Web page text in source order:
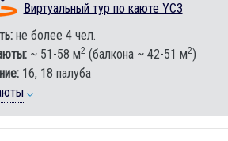
Виртуальный тур по каюте YC3
не более 4 чел.
~ 51-58 м2(балкона ~ 42-51 м2)
16, 18 палуба